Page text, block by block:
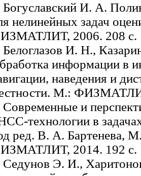
Богуславский И. А.
нелинейных задач
2006. 208 с.
Белоглазов И. Н.,
информации в
наведения и
М.:
Современные и
технологии в
ред. В. А. Бартенева,
2014. 192 с.
Седунов Э. И.,